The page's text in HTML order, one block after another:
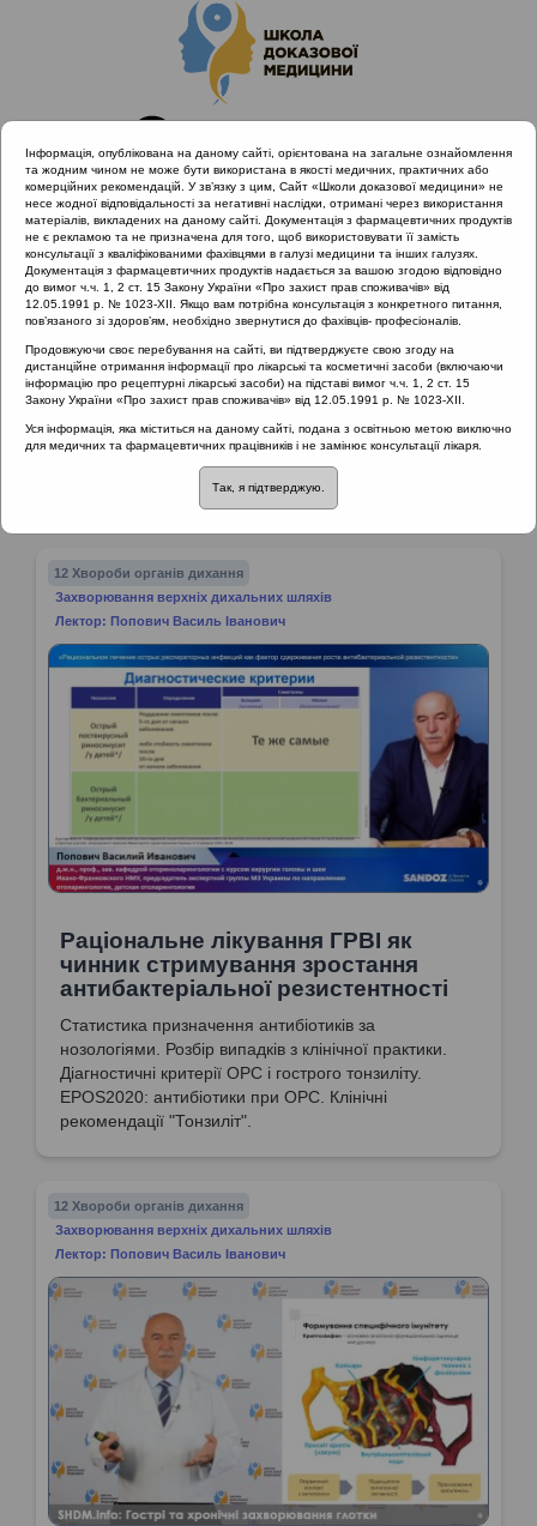
Головна
Матеріали за МКХ-11
12 Хвороби органів дихання
Захворювання верхніх дихальних шляхів
Матеріали за МКХ-11:: 12 Хвороби органів
дихання ::Захворювання верхніх дихальних
шляхів
Захворювання верхніх дихальних шляхів
12 Хвороби органів дихання
Захворювання верхніх дихальних шляхів
Лектор: Попович Василь Іванович
Раціональне лікування ГРВІ як
чинник стримування зростання
антибактеріальної резистентності
Статистика призначення антибіотиків за
нозологіями. Розбір випадків з клінічної практики.
Діагностичні критерії ОРС і гострого тонзиліту.
EPOS2020: антибіотики при ОРС. Клінічні
рекомендації "Тонзиліт".
12 Хвороби органів дихання
Захворювання верхніх дихальних шляхів
Лектор: Попович Василь Іванович
Інформація, опублікована на даному сайті, орієнтована на загальне ознайомлення
та жодним чином не може бути використана в якості медичних, практичних або
комерційних рекомендацій. У зв’язку з цим, Сайт «Школи доказової медицини» не
несе жодної відповідальності за негативні наслідки, отримані через використання
матеріалів, викладених на даному сайті. Документація з фармацевтичних продуктів
не є рекламою та не призначена для того, щоб використовувати її замість
консультації з кваліфікованими фахівцями в галузі медицини та інших галузях.
Документація з фармацевтичних продуктів надається за вашою згодою відповідно
до вимог ч.ч. 1, 2 ст. 15 Закону України «Про захист прав споживачів» від
12.05.1991 р. № 1023-XII. Якщо вам потрібна консультація з конкретного питання,
пов’язаного зі здоров’ям, необхідно звернутися до фахівців- професіоналів.
Продовжуючи своє перебування на сайті, ви підтверджуєте свою згоду на
дистанційне отримання інформації про лікарські та косметичні засоби (включаючи
інформацію про рецептурні лікарські засоби) на підставі вимог ч.ч. 1, 2 ст. 15
Закону України «Про захист прав споживачів» від 12.05.1991 р. № 1023-XII.
Уся інформація, яка міститься на даному сайті, подана з освітньою метою виключно
для медичних та фармацевтичних працівників і не замінює консультації лікаря.
Так, я підтверджую.